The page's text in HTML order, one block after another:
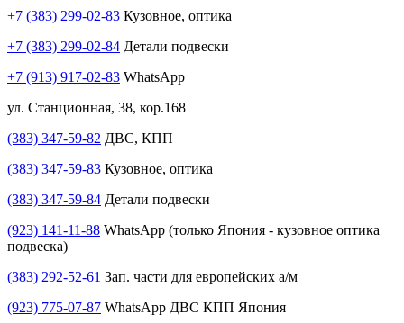
+7 (383) 299-02-83 Кузовное, оптика
+7 (383) 299-02-84 Детали подвески
+7 (913) 917-02-83 WhatsApp
ул. Станционная, 38, кор.168
(383) 347-59-82 ДВС, КПП
(383) 347-59-83 Кузовное, оптика
(383) 347-59-84 Детали подвески
(923) 141-11-88 WhatsApp (только Япония - кузовное оптика
подвеска)
(383) 292-52-61 Зап. части для европейских а/м
(923) 775-07-87 WhatsApp ДВС КПП Япония